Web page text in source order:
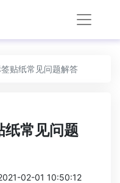
贴纸常见问题解答
纸常见问题
02-01 10:50:12